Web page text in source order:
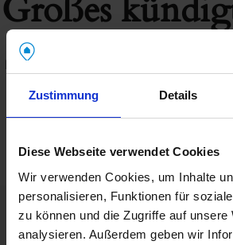
Zustimmung Details
Diese Webseite verwendet Cookies
Wir verwenden Cookies, um Inhalte
personalisieren, Funktionen für
zu können und die Zugriffe auf unsere
analysieren. Außerdem geben wir
Großes
Hier bahnt sich etwas Großes an!
und wird bald